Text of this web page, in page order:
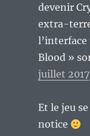
devenir
extra-
l’interface
Blood »
juillet 2017
Et le jeu
notice